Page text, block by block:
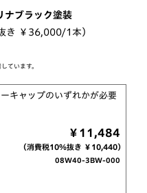
ブラック塗装
き ￥36,000/1本）
ています。
キャップのいずれかが必要
￥11,484
（消費税10％抜き ￥10,440）
08W40-3BW-000